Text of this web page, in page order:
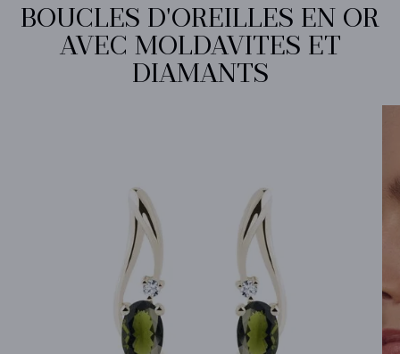
BOUCLES D'OREILLES EN OR
AVEC MOLDAVITES ET
DIAMANTS